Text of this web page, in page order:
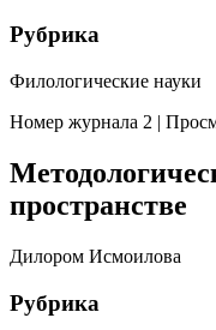
Рубрика
Филологические науки
Номер журнала 2 |
пространстве
Дилором Исмоилова
Рубрика